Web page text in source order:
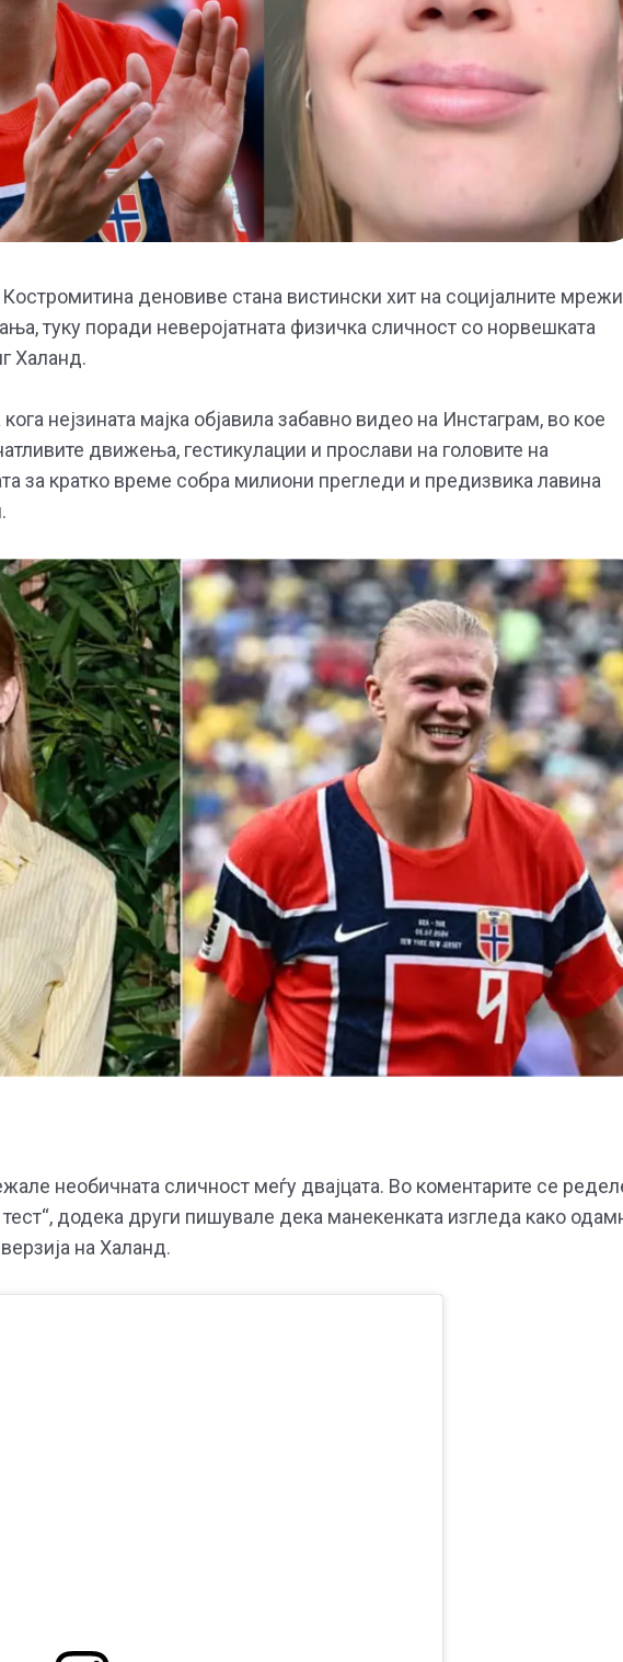
деновиве стана вистински хит на социјалните
туку поради неверојатната физичка сличност со норвешката
Халанд.
нејзината мајка објавила забавно видео на Инстаграм, во кое
движења, гестикулации и прослави на головите на
за кратко време собра милиони прегледи и предизвика лавина
необичната сличност меѓу двајцата. Во коментарите се
додека други пишувале дека манекенката изгледа како
на Халанд.